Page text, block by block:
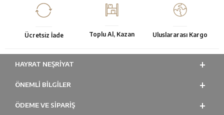
Ücretsiz İade Toplu Al, Kazan Uluslararası Kargo
HAYRAT NEŞRIYAT
ÖNEMLI BILGILER
ÖDEME VE SİPARİŞ